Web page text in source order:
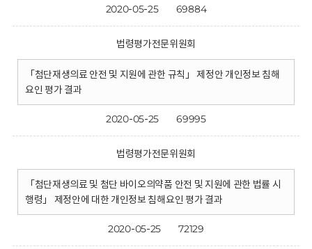
2020-05-25 69884
법령평가전문위원회
「첨단재생의료 안전 및 지원에 관한 규칙」 제정안 개인정보 침해
요인 평가 결과
2020-05-25 69995
법령평가전문위원회
「첨단재생의료 및 첨단 바이오의약품 안전 및 지원에 관한 법률 시
행령」 제정안에 대한 개인정보 침해요인 평가 결과
2020-05-25 72129